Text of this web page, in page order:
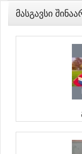
Მასგავსი